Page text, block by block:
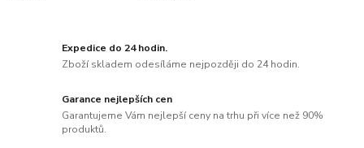
Expedice do 24 hodin.
Zboží skladem odesíláme nejpozději do 24 hodin.
Garance nejlepších cen
Garantujeme Vám nejlepší ceny na trhu při více než 90%
produktů.